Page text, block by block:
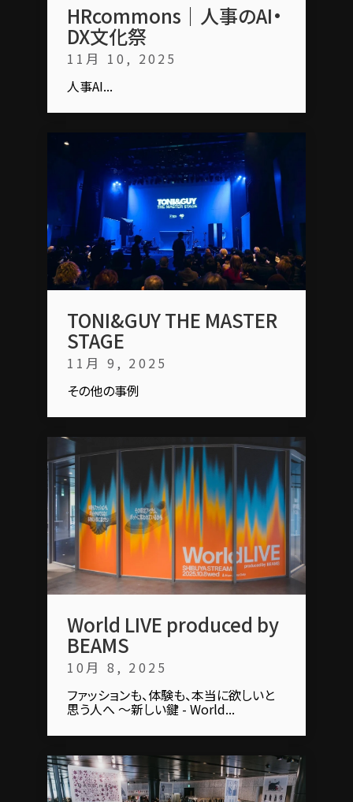
HRcommons｜人事のAI・
DX文化祭
11月 10, 2025
人事AI...
TONI&GUY THE MASTER
STAGE
11月 9, 2025
その他の事例
World LIVE produced by
BEAMS
10月 8, 2025
ファッションも、体験も、本当に欲しいと
思う⼈へ ～新しい鍵 - World...